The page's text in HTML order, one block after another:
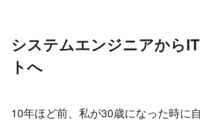
システムエンジニアから
トへ
10年ほど前、私が30歳になった時に